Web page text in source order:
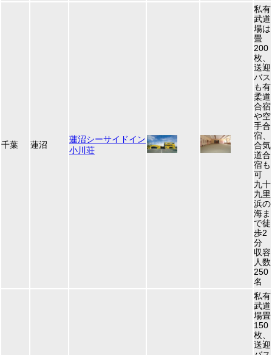
千葉 蓮沼
蓮沼シーサイドイン
小川荘
私有
武道
場は
畳
200
枚、
送迎
バス
も有
柔道
合宿
や空
手合
宿、
合気
道合
宿も
可
九十
九里
浜の
海ま
で徒
歩2
分
収容
人数
250
名
私有
武道
場畳
150
枚、
送迎